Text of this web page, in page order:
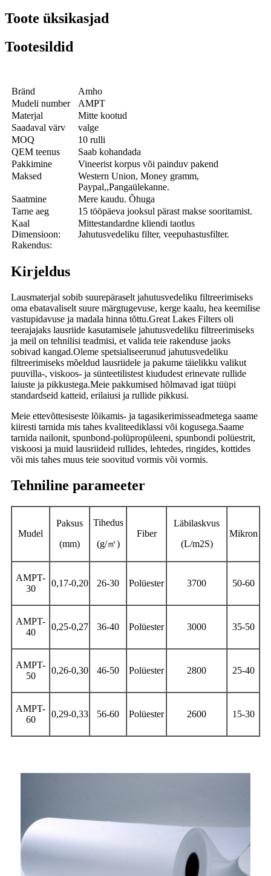
Toote üksikasjad
Tootesildid
Bränd
Amho
Mudeli number
AMPT
Materjal
Mitte kootud
Saadaval värv
valge
MOQ
10 rulli
QEM teenus
Saab kohandada
Pakkimine
Vineerist korpus või painduv pakend
Maksed
Western Union, Money gramm,
Paypal,,Pangaülekanne.
Saatmine
Mere kaudu. Õhuga
Tarne aeg
15 tööpäeva jooksul pärast makse sooritamist.
Kaal
Dimensioon:
Rakendus:
Mittestandardne kliendi taotlus
Jahutusvedeliku filter, veepuhastusfilter.
Kirjeldus
Lausmaterjal sobib suurepäraselt jahutusvedeliku filtreerimiseks
oma ebatavaliselt suure märgtugevuse, kerge kaalu, hea keemilise
vastupidavuse ja madala hinna tõttu.Great Lakes Filters oli
teerajajaks lausriide kasutamisele jahutusvedeliku filtreerimiseks
ja meil on tehnilisi teadmisi, et valida teie rakenduse jaoks
sobivad kangad.Oleme spetsialiseerunud jahutusvedeliku
filtreerimiseks mõeldud lausriidele ja pakume täielikku valikut
puuvilla-, viskoos- ja sünteetilistest kiududest erinevate rullide
laiuste ja pikkustega.Meie pakkumised hõlmavad igat tüüpi
standardseid katteid, erilaiusi ja rullide pikkusi.
Meie ettevõttesiseste lõikamis- ja tagasikerimisseadmetega saame
kiiresti tarnida mis tahes kvaliteediklassi või kogusega.Saame
tarnida nailonit, spunbond-polüpropüleeni, spunbondi polüestrit,
viskoosi ja muid lausriideid rullides, lehtedes, ringides, kottides
või mis tahes muus teie soovitud vormis või vormis.
Tehniline parameeter
Mudel
Paksus
(mm)
Tihedus
(g/㎡)
Fiber
Läbilaskvus
(L/m2S)
Mikron
AMPT-
30
0,17-0,20 26-30 Polüester 3700 50-60
AMPT-
40
0,25-0,27 36-40 Polüester 3000 35-50
AMPT-
50
0,26-0,30 46-50 Polüester 2800 25-40
AMPT-
60
0,29-0,33 56-60 Polüester 2600 15-30